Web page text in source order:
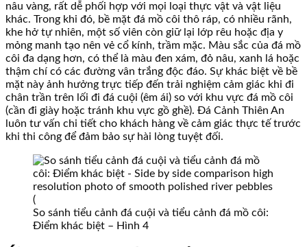
nâu vàng, rất dễ phối hợp với mọi loại thực vật và vật liệu
khác. Trong khi đó, bề mặt đá mồ côi thô ráp, có nhiều rãnh,
khe hở tự nhiên, một số viên còn giữ lại lớp rêu hoặc địa y
mỏng manh tạo nên vẻ cổ kính, trầm mặc. Màu sắc của đá mồ
côi đa dạng hơn, có thể là màu đen xám, đỏ nâu, xanh lá hoặc
thậm chí có các đường vân trắng độc đáo. Sự khác biệt về bề
mặt này ảnh hưởng trực tiếp đến trải nghiệm cảm giác khi đi
chân trần trên lối đi đá cuội (êm ái) so với khu vực đá mồ côi
(cần đi giày hoặc tránh khu vực gồ ghề). Đá Cảnh Thiên An
luôn tư vấn chi tiết cho khách hàng về cảm giác thực tế trước
khi thi công để đảm bảo sự hài lòng tuyệt đối.
So sánh tiểu cảnh đá cuội và tiểu cảnh đá mồ côi:
Điểm khác biệt – Hình 4